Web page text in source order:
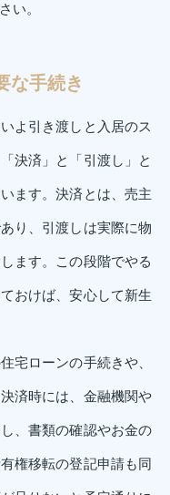
い。
な手続き
よ引き渡しと入居のス
決済」と「引渡し」と
ます。決済とは、売主
り、引渡しは実際に物
ます。この段階でやる
おけば、安心して新生
宅ローンの手続きや、
済時には、金融機関や
、書類の確認やお金の
権移転の登記申請も同